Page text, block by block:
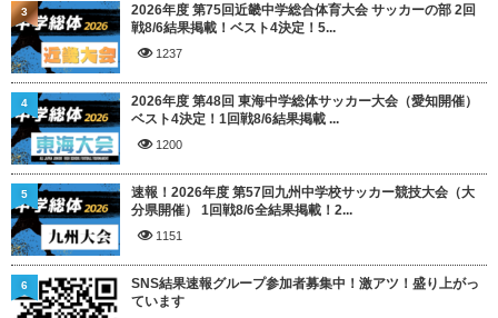
2026年度 第75回近畿中学総合体育大会 サッカーの部 2回
戦8/6結果掲載！ベスト4決定！5...
1237
3
2026年度 第48回 東海中学総体サッカー大会（愛知開催）
ベスト4決定！1回戦8/6結果掲載 ...
1200
4
速報！2026年度 第57回九州中学校サッカー競技大会（大
分県開催） 1回戦8/6全結果掲載！2...
1151
5
SNS結果速報グループ参加者募集中！激アツ！盛り上がっ
ています
6